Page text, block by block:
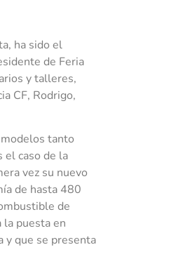
ha sido el
de Feria
y talleres,
CF, Rodrigo,
tanto
el caso de la
vez su nuevo
de hasta 480
de
la puesta en
y que se presenta